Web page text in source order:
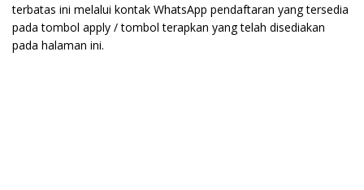
terbatas ini melalui kontak WhatsApp pendaftaran yang tersedia
pada tombol apply / tombol terapkan yang telah disediakan
pada halaman ini.